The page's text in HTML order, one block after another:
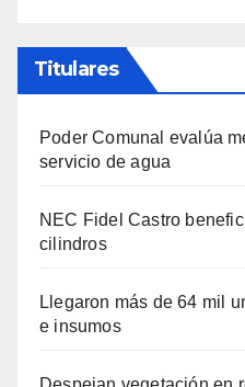
Titulares
Poder Comunal evalúa
servicio de agua
NEC Fidel Castro
cilindros
Llegaron más de 64 mil
e insumos